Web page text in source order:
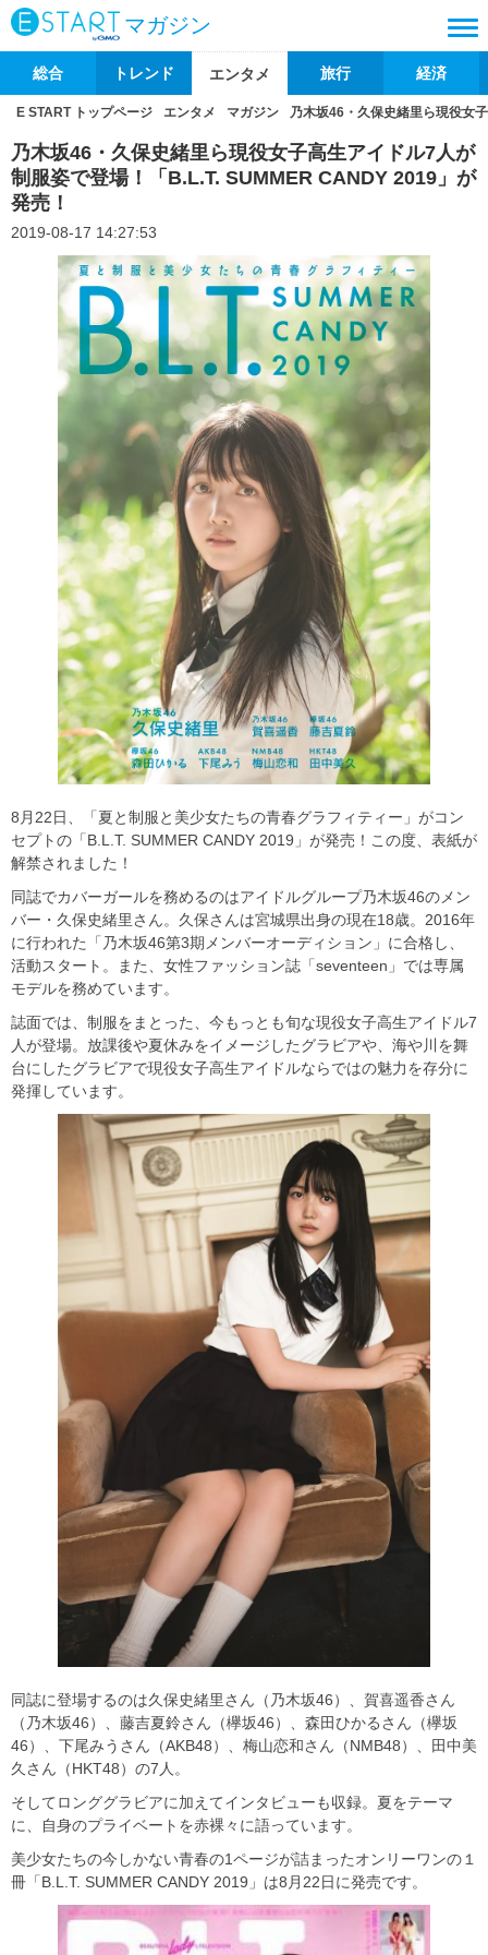
マガジン
総合 トレンド エンタメ 旅行 経済
E START トップページ エンタメ マガジン 乃木坂46・久保史緒里ら現役女
乃木坂46・久保史緒里ら現役女子高生アイドル7人が
制服姿で登場！「B.L.T. SUMMER CANDY 2019」が
発売！
2019-08-17 14:27:53
8月22日、「夏と制服と美少女たちの青春グラフィティー」がコン
セプトの「B.L.T. SUMMER CANDY 2019」が発売！この度、表紙が
解禁されました！
同誌でカバーガールを務めるのはアイドルグループ乃木坂46のメン
バー・久保史緒里さん。久保さんは宮城県出身の現在18歳。2016年
に行われた「乃木坂46第3期メンバーオーディション」に合格し、
活動スタート。また、女性ファッション誌「seventeen」では専属
モデルを務めています。
誌面では、制服をまとった、今もっとも旬な現役女子高生アイドル7
人が登場。放課後や夏休みをイメージしたグラビアや、海や川を舞
台にしたグラビアで現役女子高生アイドルならではの魅力を存分に
発揮しています。
同誌に登場するのは久保史緒里さん（乃木坂46）、賀喜遥香さん
（乃木坂46）、藤吉夏鈴さん（欅坂46）、森田ひかるさん（欅坂
46）、下尾みうさん（AKB48）、梅山恋和さん（NMB48）、田中美
久さん（HKT48）の7人。
そしてロンググラビアに加えてインタビューも収録。夏をテーマ
に、自身のプライベートを赤裸々に語っています。
美少女たちの今しかない青春の1ページが詰まったオンリーワンの１
冊「B.L.T. SUMMER CANDY 2019」は8月22日に発売です。